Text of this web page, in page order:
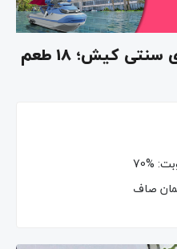
آشنایی با بهترین غذاهای سنتی کیش؛ ۱۸ طعم
70%
صاف